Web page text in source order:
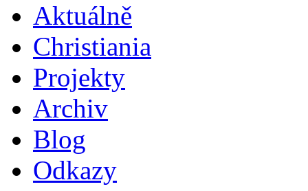
Aktuálně
Christiania
Projekty
Archiv
Blog
Odkazy